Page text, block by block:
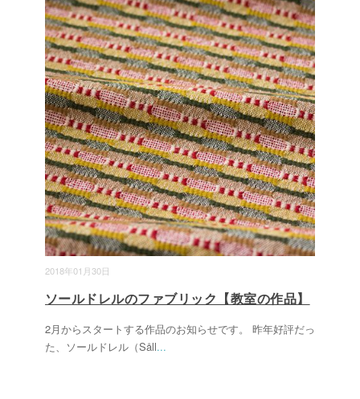
2018年01月30日
ソールドレルのファブリック【教室の作品】
2月からスタートする作品のお知らせです。 昨年好評だっ
た、ソールドレル（Såll...